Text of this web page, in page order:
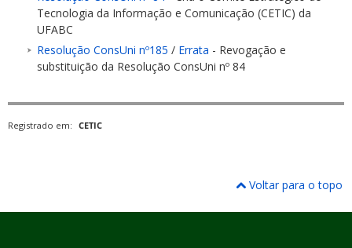
Tecnologia da Informação e Comunicação (CETIC) da
UFABC
Resolução ConsUni nº185 / Errata - Revogação e
substituição da Resolução ConsUni nº 84
Registrado em: CETIC
Voltar para o topo